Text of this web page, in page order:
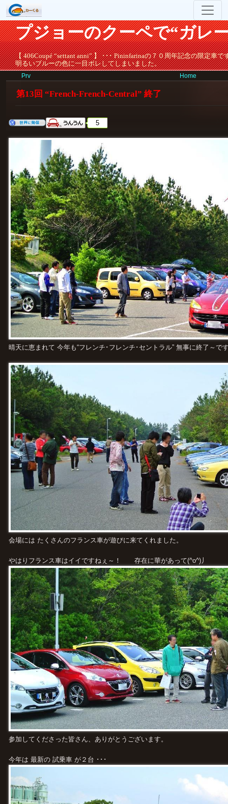
プジョーのクーペで“ガレ
【 406Coupé “settant anni” 】 ･･･ Pininfarinaの７０周年記念の限定車で
明るいブルーの色に一目ボレしてしまいました。
Prv Home
第13回 “French-French-Central” 終了
5
晴天に恵まれて 今年も“フレンチ･フレンチ･セントラル” 無事に終了～で
会場には たくさんのフランス車が遊びに来てくれました。
やはりフランス車はイイですねぇ～！ 存在に華があって(^o^)丿
参加してくださった皆さん、ありがとうございます。
今年は 最新の 試乗車 が２台 ･･･